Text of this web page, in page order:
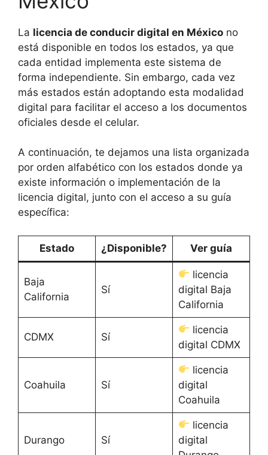
La licencia de conducir digital en México no
está disponible en todos los estados, ya que
cada entidad implementa este sistema de
forma independiente. Sin embargo, cada vez
más estados están adoptando esta modalidad
digital para facilitar el acceso a los documentos
oficiales desde el celular.
A continuación, te dejamos una lista organizada
por orden alfabético con los estados donde ya
existe información o implementación de la
licencia digital, junto con el acceso a su guía
específica:
Estado ¿Disponible? Ver guía
Baja
California
Sí
licencia
digital Baja
California
CDMX Sí
licencia
digital CDMX
Coahuila Sí
licencia
digital
Coahuila
Durango Sí
licencia
digital